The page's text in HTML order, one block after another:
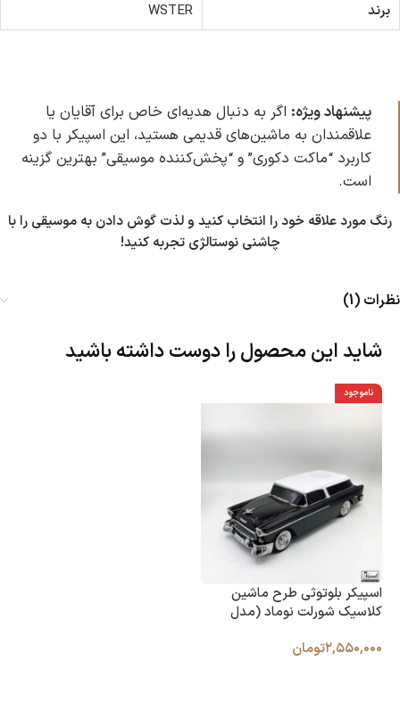
برند
WSTER
پیشنهاد ویژه: اگر به دنبال هدیه‌ای خاص برای آقایان یا
علاقمندان به ماشین‌های قدیمی هستید، این اسپیکر با دو
کاربرد “ماکت دکوری” و “پخش‌کننده موسیقی” بهترین گزینه
است.
رنگ مورد علاقه خود را انتخاب کنید و لذت گوش دادن به موسیقی را با
چاشنی نوستالژی تجربه کنید!
نظرات (1)
شاید این محصول را دوست داشته باشید
ناموجود
اسپیکر بلوتوثی طرح ماشین
کلاسیک شورلت نوماد (مدل
۲,۵۵۰,۰۰۰تومان